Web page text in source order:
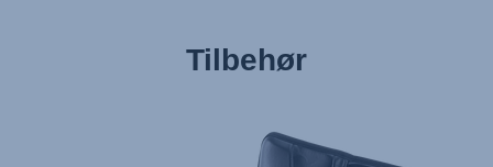
Tilbehør